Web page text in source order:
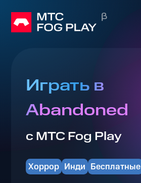
Играть в
Abandoned
с МТС Fog Play
Хоррор Инди Бесплатные